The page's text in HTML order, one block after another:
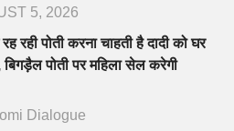
5, 2026
रही पोती करना चाहती है दादी को घर
पोती पर महिला सेल करेगी
Dialogue